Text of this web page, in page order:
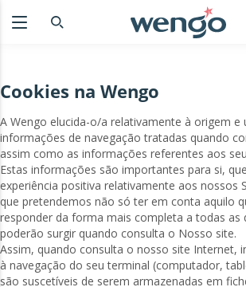
Cookies na Wengo
A Wengo elucida-o/a relativamente à origem e
informações de navegação tratadas quando
assim como as informações referentes aos
Estas informações são importantes para si,
experiência positiva relativamente aos nossos
que pretendemos não só ter em conta aquilo
responder da forma mais completa a todas as
poderão surgir quando consulta o Nosso site.
Assim, quando consulta o nosso site Internet,
à navegação do seu terminal (computador,
são suscetíveis de serem armazenadas em